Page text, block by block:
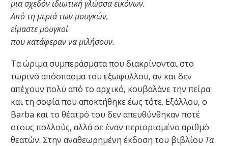
μια σχεδόν ιδιωτική γλώσσα εικόνων.
Από τη μεριά των μουγκών,
είμαστε μουγκοί
που κατάφεραν να μιλήσουν.
Τα ώριμα συμπεράσματα που διακρίνονται στο
τωρινό απόσπασμα του εξωφύλλου, αν και δεν
απέχουν πολύ από το αρχικό, κουβαλάνε την πείρα
και τη σοφία που αποκτήθηκε έως τότε. Εξάλλου, ο
Barba και το θέατρό του δεν απευθύνθηκαν ποτέ
στους πολλούς, αλλά σε έναν περιορισμένο αριθμό
θεατών. Στην αναθεωρημένη έκδοση του βιβλίου Τα